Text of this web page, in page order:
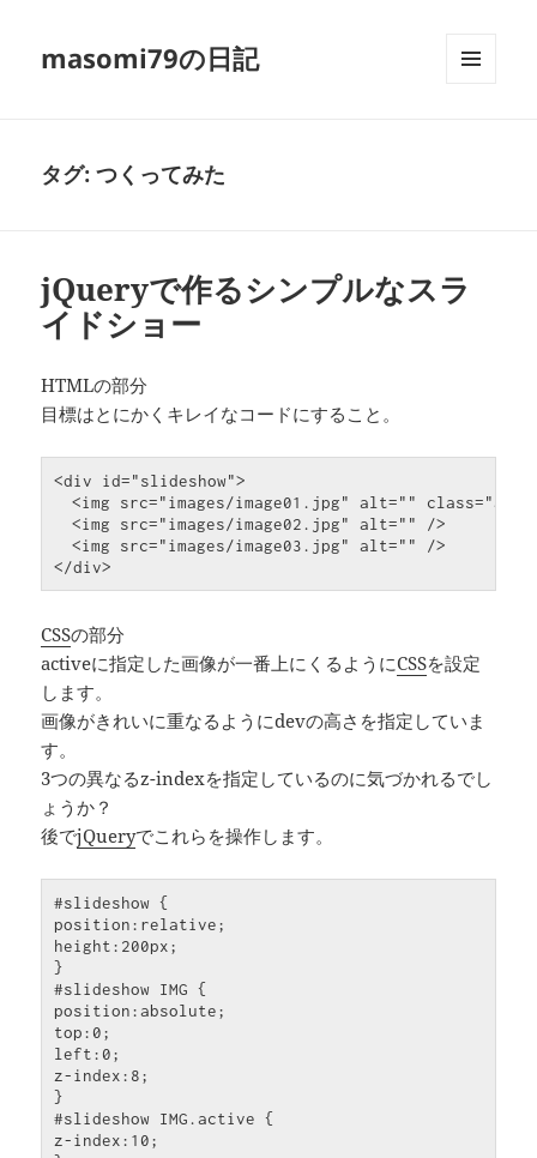
masomi79の日記
タグ:つくってみた
jQueryで作るシンプルなスラ
イドショー
HTMLの部分
目標はとにかくキレイなコードにすること。
<div id="slideshow">
<img src="images/image01.jpg" alt="" class=
<img src="images/image02.jpg" alt=""
/>
<img src="images/image03.jpg" alt=""
/>
</div>
CSSの部分
activeに指定した画像が一番上にくるようにCSSを設定
します。
画像がきれいに重なるようにdevの高さを指定していま
す。
3つの異なるz-indexを指定しているのに気づかれるでし
ょうか？
後でjQueryでこれらを操作します。
#slideshow {
position: relative
height: 200px
}
#slideshow IMG {
position:absolute
top:0
left:0
z-index: 8
}
#slideshow IMG.active {
z-index: 10